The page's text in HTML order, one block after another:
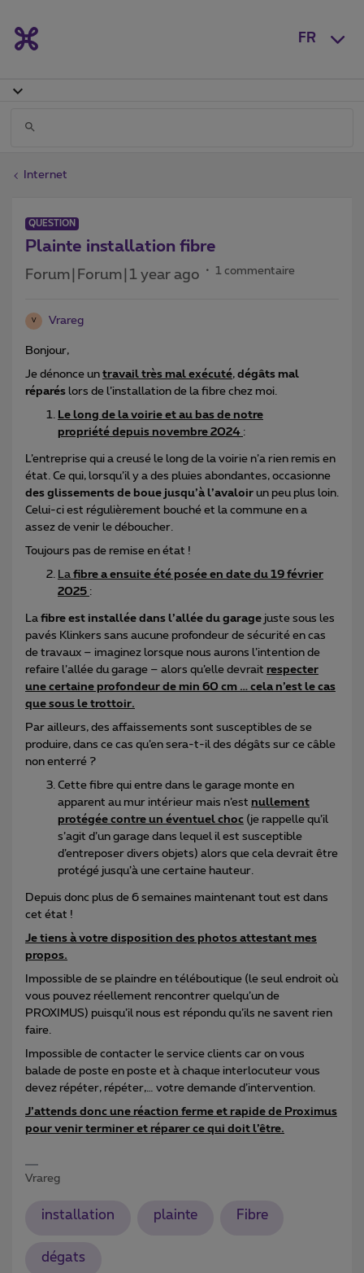
FR
Internet
QUESTION
Plainte installation fibre
Forum|Forum|1 year ago 1 commentaire
V Vrareg
Bonjour,
Je dénonce un travail très mal exécuté, dégâts mal
réparés lors de l’installation de la fibre chez moi.
Le long de la voirie et au bas de notre
propriété depuis novembre 2024 :
L’entreprise qui a creusé le long de la voirie n’a rien remis en
état. Ce qui, lorsqu’il y a des pluies abondantes, occasionne
des glissements de boue jusqu’à l’avaloir un peu plus loin.
Celui-ci est régulièrement bouché et la commune en a
assez de venir le déboucher.
Toujours pas de remise en état !
La fibre a ensuite été posée en date du 19 février
2025 :
La fibre est installée dans l’allée du garage juste sous les
pavés Klinkers sans aucune profondeur de sécurité en cas
de travaux – imaginez lorsque nous aurons l’intention de
refaire l’allée du garage – alors qu’elle devrait respecter
une certaine profondeur de min 60 cm … cela n’est le cas
que sous le trottoir.
Par ailleurs, des affaissements sont susceptibles de se
produire, dans ce cas qu’en sera-t-il des dégâts sur ce câble
non enterré ?
Cette fibre qui entre dans le garage monte en
apparent au mur intérieur mais n’est nullement
protégée contre un éventuel choc (je rappelle qu’il
s’agit d’un garage dans lequel il est susceptible
d’entreposer divers objets) alors que cela devrait être
protégé jusqu’à une certaine hauteur.
Depuis donc plus de 6 semaines maintenant tout est dans
cet état !
Je tiens à votre disposition des photos attestant mes
propos.
Impossible de se plaindre en téléboutique (le seul endroit où
vous pouvez réellement rencontrer quelqu’un de
PROXIMUS) puisqu’il nous est répondu qu’ils ne savent rien
faire.
Impossible de contacter le service clients car on vous
balade de poste en poste et à chaque interlocuteur vous
devez répéter, répéter,… votre demande d’intervention.
J’attends donc une réaction ferme et rapide de Proximus
pour venir terminer et réparer ce qui doit l’être.
Vrareg
installation plainte Fibre
dégats